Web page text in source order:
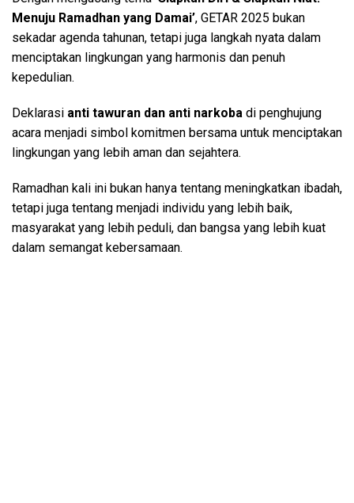
Menuju Ramadhan yang Damai’, GETAR 2025 bukan
sekadar agenda tahunan, tetapi juga langkah nyata dalam
menciptakan lingkungan yang harmonis dan penuh
kepedulian.
Deklarasi anti tawuran dan anti narkoba di penghujung
acara menjadi simbol komitmen bersama untuk menciptakan
lingkungan yang lebih aman dan sejahtera.
Ramadhan kali ini bukan hanya tentang meningkatkan ibadah,
tetapi juga tentang menjadi individu yang lebih baik,
masyarakat yang lebih peduli, dan bangsa yang lebih kuat
dalam semangat kebersamaan.